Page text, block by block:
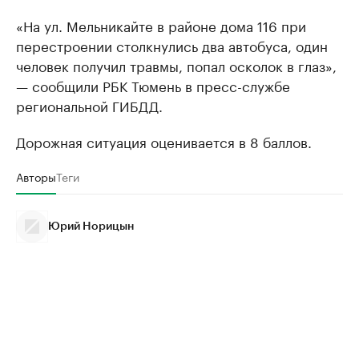
«На ул. Мельникайте в районе дома 116 при
перестроении столкнулись два автобуса, один
человек получил травмы, попал осколок в глаз»,
— сообщили РБК Тюмень в пресс-службе
региональной ГИБДД.
Дорожная ситуация оценивается в 8 баллов.
АвторыТеги
Юрий Норицын